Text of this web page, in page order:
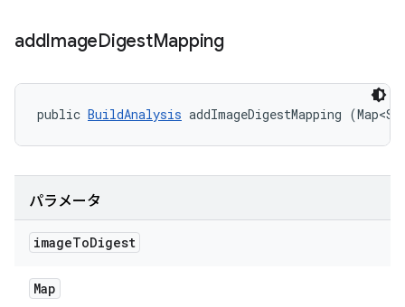
addImageDigestMapping
public BuildAnalysis addImageDigestMapping
パラメータ
imageToDigest
Map